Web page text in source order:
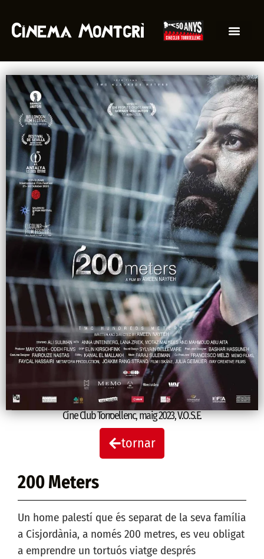
Cine Club Torroellenc,maig 2023,V.O.S.E.
tornar
200 Meters
Un home palestí que és separat de la seva família
a Cisjordània, a només 200 metres, es veu obligat
a emprendre un tortuós viatge després